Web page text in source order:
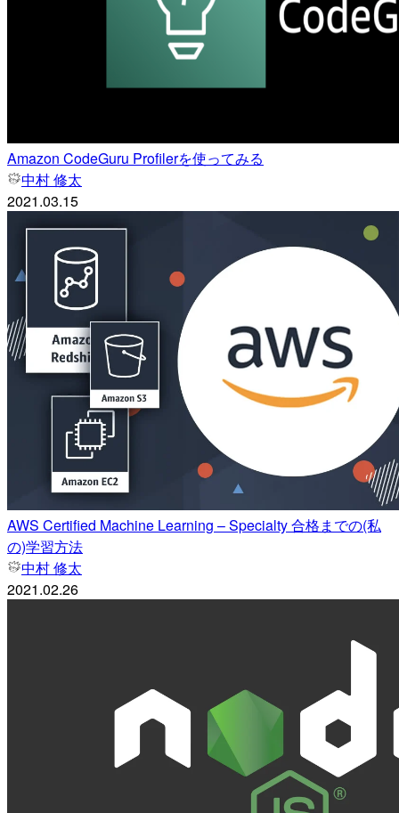
Amazon CodeGuru Profilerを使ってみる
中村 修太
2021.03.15
AWS Certified Machine Learning – Specialty 合格までの(私
の)学習方法
中村 修太
2021.02.26